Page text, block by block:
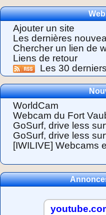
Ajouter un site
Les dernières
Chercher un lien de
Liens de retour
Les 30
WorldCam
Webcam du Fort
GoSurf, drive less
GoSurf, drive less
[IWILIVE] Webcams